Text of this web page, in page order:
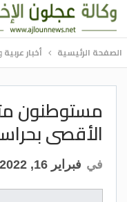
الصفحة الرئيسية أخبار
مستوطنون
الأقصى
في فبراير 16, 2022